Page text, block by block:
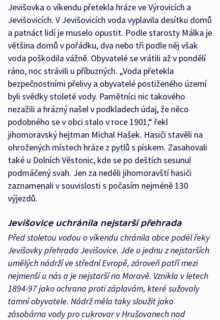
Jevišovka o víkendu přetekla hráze ve Výrovicích a
Jevišovicích. V Jevišovicích voda vyplavila desítku domů
a patnáct lidí je muselo opustit. Podle starosty Málka je
většina domů v pořádku, dva nebo tři podle něj však
voda poškodila vážně. Obyvatelé se vrátili až v pondělí
ráno, noc strávili u příbuzných. „Voda přetekla
bezpečnostními přelivy a obyvatelé postiženého území
byli svědky stoleté vody. Pamětníci nic takového
nezažili a hrázný našel v podkladech údaj, že něco
podobného se v obci stalo v roce 1901,“ řekl
jihomoravský hejtman Michal Hašek. Hasiči stavěli na
ohrožených místech hráze z pytlů s pískem. Zasahovali
také u Dolních Věstonic, kde se po deštích sesunul
podmáčený svah. Jen za neděli jihomoravští hasiči
zaznamenali v souvislosti s počasím nejméně 130
výjezdů.
Jevišovice uchránila nejstarší přehrada
Před stoletou vodou o víkendu chránila obce podél řeky
Jevišovky přehrada Jevišovice. Jde o jednu z nejstarších
umělých nádrží ve střední Evropě, zároveň patří mezi
nejmenší u nás a je nejstarší na Moravě. Vznikla v letech
1894-97 jako ochrana proti záplavám, které sužovaly
tamní obyvatele. Nádrž měla taky sloužit jako
zásobárna vody pro cukrovar v Hrušovanech nad